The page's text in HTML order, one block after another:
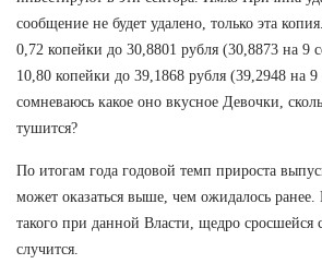
сообщение не будет удалено, только эта
0,72 копейки до 30,8801 рубля (30,8873 на 9
10,80 копейки до 39,1868 рубля (39,2948 на
сомневаюсь какое оно вкусное Девочки,
тушится?
По итогам года годовой темп прироста
может оказаться выше, чем ожидалось
такого при данной Власти, щедро сросшейся
случится.